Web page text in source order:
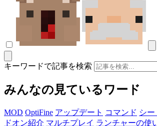
キーワードで記事を検索
みんなの見ているワード
MOD OptiFine アップデート コマンド シー
ドオン紹介 マルチプレイ ランチャーの使